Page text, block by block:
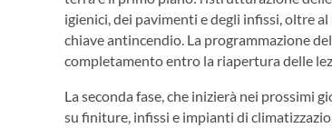
igienici, dei pavimenti e degli infissi, oltre
chiave antincendio. La programmazione
completamento entro la riapertura delle
La seconda fase, che inizierà nei prossimi
su finiture, infissi e impianti di